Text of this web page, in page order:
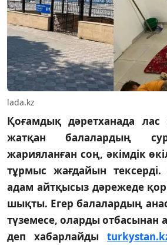
lada.kz
Қоғамдық дәретханада лас
жатқан балалардың
жарияланған соң, әкімдік
тұрмыс жағдайын тексерді.
адам айтқысыз дәрежеде
шықты. Егер балалардың
түземесе, оларды отбасынан
деп хабарлайды